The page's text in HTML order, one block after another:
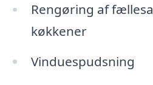
Rengøring af
køkkener
Vinduespudsning